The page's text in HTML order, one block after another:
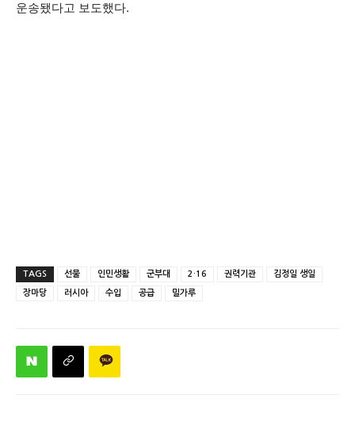
운송됐다고 보도했다.
TAGS 선물 인민생활 군부대 2·16 권력기관 김정일 생일
장마당 러시아 수입 공급 밀가루